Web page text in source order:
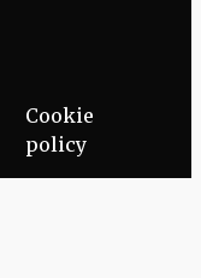
Cookie
policy